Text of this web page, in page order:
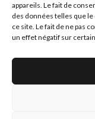
appareils. Le fait de
des données telles que
ce site. Le fait de ne pas
un effet négatif sur